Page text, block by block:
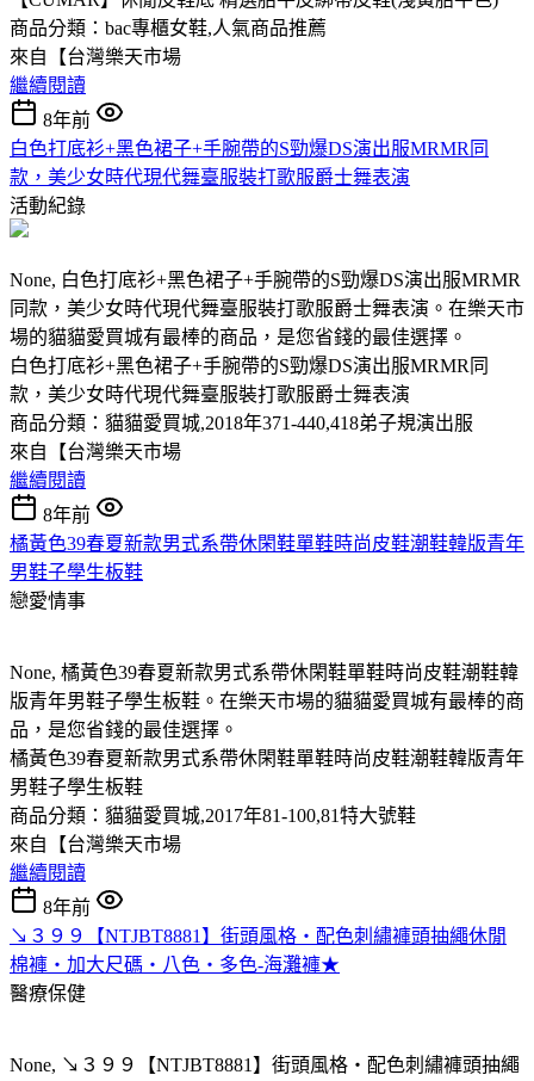
商品分類：bac專櫃女鞋,人氣商品推薦
來自【台灣樂天市場
繼續閱讀
8年前
白色打底衫+黑色裙子+手腕帶的S勁爆DS演出服MRMR同
款，美少女時代現代舞臺服裝打歌服爵士舞表演
活動紀錄
None, 白色打底衫+黑色裙子+手腕帶的S勁爆DS演出服MRMR
同款，美少女時代現代舞臺服裝打歌服爵士舞表演。在樂天市
場的貓貓愛買城有最棒的商品，是您省錢的最佳選擇。
白色打底衫+黑色裙子+手腕帶的S勁爆DS演出服MRMR同
款，美少女時代現代舞臺服裝打歌服爵士舞表演
商品分類：貓貓愛買城,2018年371-440,418弟子規演出服
來自【台灣樂天市場
繼續閱讀
8年前
橘黃色39春夏新款男式系帶休閑鞋單鞋時尚皮鞋潮鞋韓版青年
男鞋子學生板鞋
戀愛情事
None, 橘黃色39春夏新款男式系帶休閑鞋單鞋時尚皮鞋潮鞋韓
版青年男鞋子學生板鞋。在樂天市場的貓貓愛買城有最棒的商
品，是您省錢的最佳選擇。
橘黃色39春夏新款男式系帶休閑鞋單鞋時尚皮鞋潮鞋韓版青年
男鞋子學生板鞋
商品分類：貓貓愛買城,2017年81-100,81特​​大號鞋
來自【台灣樂天市場
繼續閱讀
8年前
↘３９９【NTJBT8881】街頭風格‧配色刺繡褲頭抽繩休閒
棉褲‧加大尺碼‧八色‧多色-海灘褲★
醫療保健
None, ↘３９９【NTJBT8881】街頭風格‧配色刺繡褲頭抽繩